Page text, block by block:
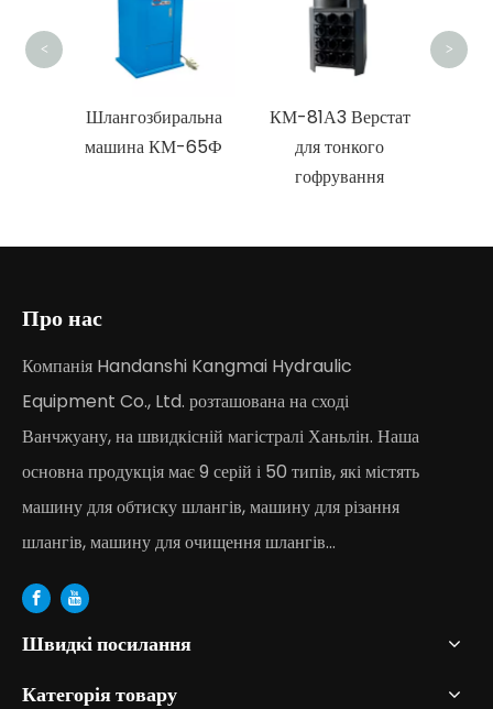
Шлангозбиральна
машина КМ-65Ф
КМ-81А3 Верстат
для тонкого
гофрування
< >
Про нас
Компанія Handanshi Kangmai Hydraulic
Equipment Co., Ltd. розташована на сході
Ванчжуану, на швидкісній магістралі Ханьлін. Наша
основна продукція має 9 серій і 50 типів, які містять
машину для обтиску шлангів, машину для різання
шлангів, машину для очищення шлангів...
Швидкі посилання
Категорія товару